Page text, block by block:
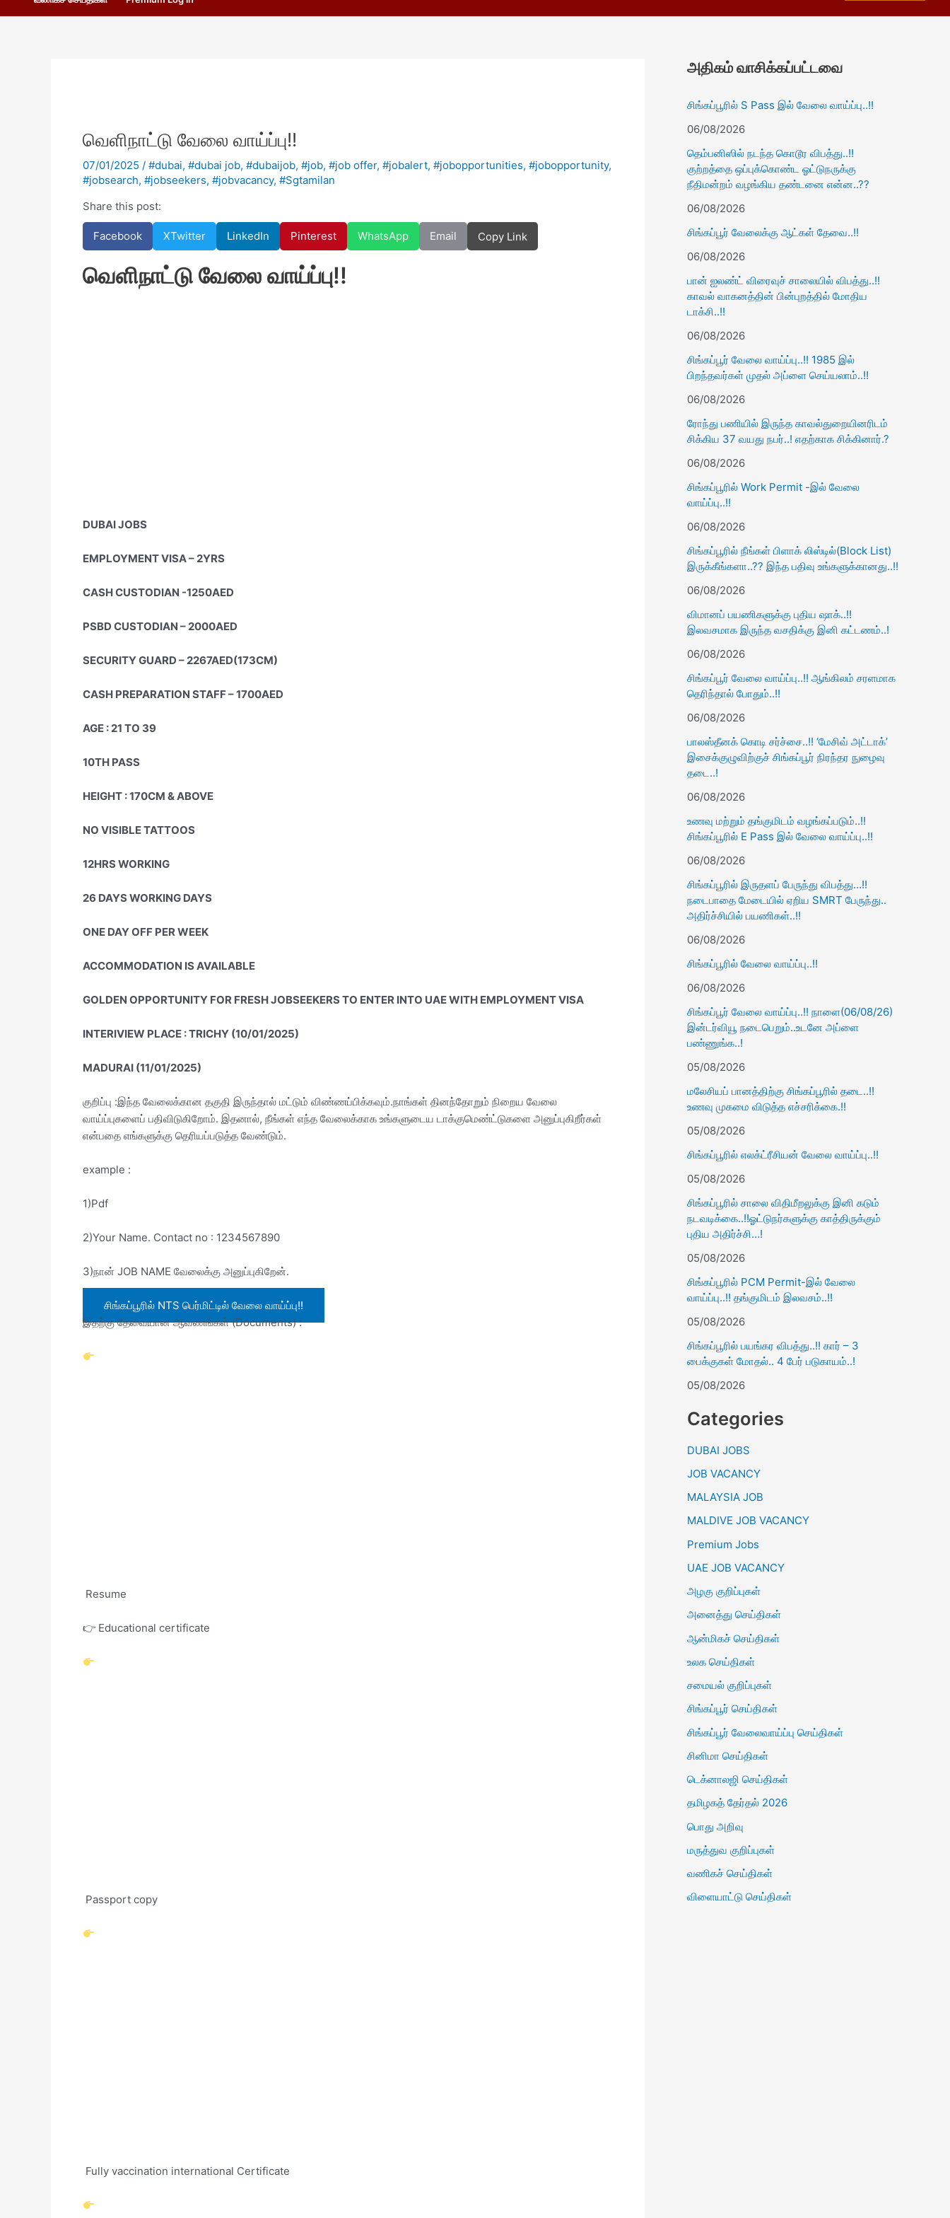
வெளிநாட்டு வேலை வாய்ப்பு!!
07/01/2025 / #dubai, #dubai job, #dubaijob, #job, #job offer, #jobalert, #jobopportunities, #jobopportunity,
#jobsearch, #jobseekers, #jobvacancy, #Sgtamilan
Share this post:
Facebook XTwitter LinkedIn Pinterest WhatsApp Email Copy Link
வெளிநாட்டு வேலை வாய்ப்பு!!
DUBAI JOBS
EMPLOYMENT VISA – 2YRS
CASH CUSTODIAN -1250AED
PSBD CUSTODIAN – 2000AED
SECURITY GUARD – 2267AED(173CM)
CASH PREPARATION STAFF – 1700AED
AGE : 21 TO 39
10TH PASS
HEIGHT : 170CM & ABOVE
NO VISIBLE TATTOOS
12HRS WORKING
26 DAYS WORKING DAYS
ONE DAY OFF PER WEEK
ACCOMMODATION IS AVAILABLE
GOLDEN OPPORTUNITY FOR FRESH JOBSEEKERS TO ENTER INTO UAE WITH EMPLOYMENT VISA
INTERIVIEW PLACE : TRICHY (10/01/2025)
MADURAI (11/01/2025)
குறிப்பு :இந்த வேலைக்கான தகுதி இருந்தால் மட்டும் விண்ணப்பிக்கவும்.நாங்கள் தினந்தோறும் நிறைய வேலை
வாய்ப்புகளைப் பதிவிடுகிறோம். இதனால், நீங்கள் எந்த வேலைக்காக உங்களுடைய டாக்குமெண்ட்டுகளை அனுப்புகிறீர்கள்
என்பதை எங்களுக்கு தெரியப்படுத்த வேண்டும்.
example :
1)Pdf
2)Your Name. Contact no : 1234567890
3)நான் JOB NAME வேலைக்கு அனுப்புகிறேன்.
சிங்கப்பூரில் NTS பெர்மிட்டில் வேலை வாய்ப்பு!!
இதற்கு தேவையான ஆவணங்கள் (Documents) :
Resume
👉 Educational certificate
Passport copy
Fully vaccination international Certificate
அதிகம் வாசிக்கப்பட்டவை
சிங்கப்பூரில் S Pass இல் வேலை வாய்ப்பு..!!
06/08/2026
தெம்பனிஸில் நடந்த கொடூர விபத்து..!!
குற்றத்தை ஒப்புக்கொண்ட ஓட்டுநருக்கு
நீதிமன்றம் வழங்கிய தண்டனை என்ன..??
06/08/2026
சிங்கப்பூர் வேலைக்கு ஆட்கள் தேவை..!!
06/08/2026
பான் ஐலண்ட் விரைவுச் சாலையில் விபத்து..!!
காவல் வாகனத்தின் பின்புறத்தில் மோதிய
டாக்சி..!!
06/08/2026
சிங்கப்பூர் வேலை வாய்ப்பு..!! 1985 இல்
பிறந்தவர்கள் முதல் அப்ளை செய்யலாம்..!!
06/08/2026
ரோந்து பணியில் இருந்த காவல்துறையினரிடம்
சிக்கிய 37 வயது நபர்..! எதற்காக சிக்கினார்.?
06/08/2026
சிங்கப்பூரில் Work Permit -இல் வேலை
வாய்ப்பு..!!
06/08/2026
சிங்கப்பூரில் நீங்கள் பிளாக் லிஸ்டில்(Block List)
இருக்கீங்களா..?? இந்த பதிவு உங்களுக்கானது..!!
06/08/2026
விமானப் பயணிகளுக்கு புதிய ஷாக்..!!
இலவசமாக இருந்த வசதிக்கு இனி கட்டணம்..!
06/08/2026
சிங்கப்பூர் வேலை வாய்ப்பு..!! ஆங்கிலம் சரளமாக
தெரிந்தால் போதும்..!!
06/08/2026
பாலஸ்தீனக் கொடி சர்ச்சை..!! ‘மேசிவ் அட்டாக்’
இசைக்குழுவிற்குச் சிங்கப்பூர் நிரந்தர நுழைவு
தடை..!
06/08/2026
உணவு மற்றும் தங்குமிடம் வழங்கப்படும்..!!
சிங்கப்பூரில் E Pass இல் வேலை வாய்ப்பு..!!
06/08/2026
சிங்கப்பூரில் இருதளப் பேருந்து விபத்து…!!
நடைபாதை மேடையில் ஏறிய SMRT பேருந்து..
அதிர்ச்சியில் பயணிகள்..!!
06/08/2026
சிங்கப்பூரில் வேலை வாய்ப்பு..!!
06/08/2026
சிங்கப்பூர் வேலை வாய்ப்பு..!! நாளை(06/08/26)
இன்டர்வியூ நடைபெறும்..உடனே அப்ளை
பண்ணுங்க..!
05/08/2026
மலேசியப் பானத்திற்கு சிங்கப்பூரில் தடை..!!
உணவு முகமை விடுத்த எச்சரிக்கை.!!
05/08/2026
சிங்கப்பூரில் எலக்ட்ரீசியன் வேலை வாய்ப்பு..!!
05/08/2026
சிங்கப்பூரில் சாலை விதிமீறலுக்கு இனி கடும்
நடவடிக்கை..!!ஓட்டுநர்களுக்கு காத்திருக்கும்
புதிய அதிர்ச்சி…!
05/08/2026
சிங்கப்பூரில் PCM Permit-இல் வேலை
வாய்ப்பு..!! தங்குமிடம் இலவசம்..!!
05/08/2026
சிங்கப்பூரில் பயங்கர விபத்து..!! கார் – 3
பைக்குகள் மோதல்.. 4 பேர் படுகாயம்..!
05/08/2026
Categories
DUBAI JOBS
JOB VACANCY
MALAYSIA JOB
MALDIVE JOB VACANCY
Premium Jobs
UAE JOB VACANCY
அழகு குறிப்புகள்
அனைத்து செய்திகள்
ஆன்மிகச் செய்திகள்
உலக செய்திகள்
சமையல் குறிப்புகள்
சிங்கப்பூர் செய்திகள்
சிங்கப்பூர் வேலைவாய்ப்பு செய்திகள்
சினிமா செய்திகள்
டெக்னாலஜி செய்திகள்
தமிழகத் தேர்தல் 2026
பொது அறிவு
மருத்துவ குறிப்புகள்
வணிகச் செய்திகள்
விளையாட்டு செய்திகள்